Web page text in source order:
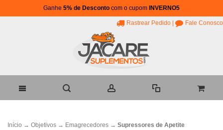
Ganhe 5% de Desconto com o cupom INVERNO5
Rastrear Pedido Fale Conosco
Início → Objetivos → Emagrecedores → Supressores de Apetite